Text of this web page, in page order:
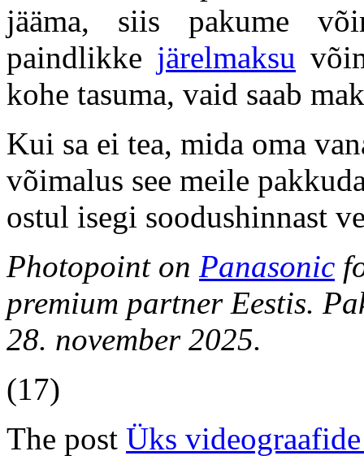
jääma, siis pakume
paindlikke järelmaksu
kohe tasuma, vaid saab
Kui sa ei tea, mida oma
võimalus see meile
ostul isegi soodushinnast
Photopoint on Panasonic
premium partner Eestis.
28. november 2025.
(17)
The post Üks